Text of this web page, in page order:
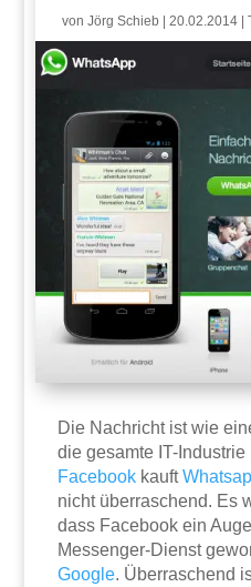
vonJörg Schieb |20.02.2014 |
Die Nachricht ist wie
die gesamte IT-Industrie
Facebook kauft
nicht überraschend. Es
dass Facebook ein
Messenger-Dienst
Google. Überraschend